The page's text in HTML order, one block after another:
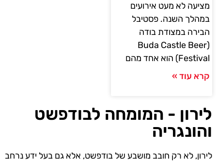
מציעה לא מעט אירועים
במהלך השנה. פסטיבל
הבירה במצודת בודה
(Buda Castle Beer
Festival) הוא אחד מהם
קרא עוד »
לירון - המומחה לבודפשט
והונגריה
לירון, לא רק חובב מושבע של בודפשט, אלא גם בעל ידע נרחב